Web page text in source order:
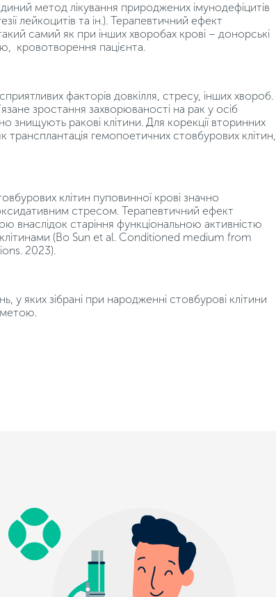
метод лікування природжених імунодефіцитів
лейкоцитів та ін.). Терапевтичний ефект
самий як при інших хворобах крові – донорські
кровотворення пацієнта.
факторів довкілля, стресу, інших хвороб.
зростання захворюваності на рак у осіб
знищують ракові клітини. Для корекції вторинних
трансплантація гемопоетичних стовбурових клітин,
клітин пуповинної крові значно
стресом. Терапевтичний ефект
внаслідок старіння функціональною активністю
(Bo Sun et al. Conditioned medium from
2023).
у яких зібрані при народженні стовбурові клітини
метою.